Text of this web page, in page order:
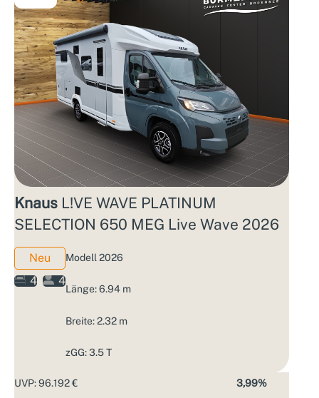
Knaus L!VE WAVE PLATINUM
SELECTION 650 MEG Live Wave 2026
Neu
4
4
Modell 2026
Länge: 6.94 m
Breite: 2.32 m
zGG: 3.5 T
UVP: 96.192 € 3,99%